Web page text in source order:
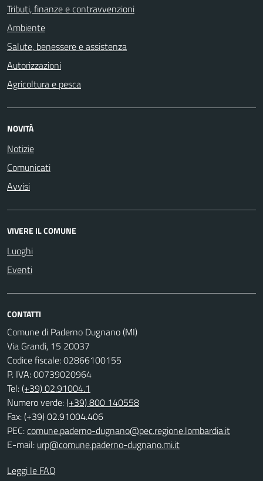
Tributi, finanze e contravvenzioni
Ambiente
Salute, benessere e assistenza
Autorizzazioni
Agricoltura e pesca
NOVITÀ
Notizie
Comunicati
Avvisi
VIVERE IL COMUNE
Luoghi
Eventi
CONTATTI
Comune di Paderno Dugnano (MI)
Via Grandi, 15 20037
Codice fiscale: 02866100155
P. IVA: 00739020964
Tel:(+39) 02.91004.1
Numero verde:(+39) 800 140558
Fax: (+39) 02.91004.406
PEC:comune.paderno-dugnano@pec.regione.lombardia.it
E-mail: urp@comune.paderno-dugnano.mi.it
Leggi le FAQ